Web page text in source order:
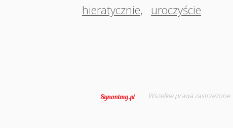
hieratycznie, uroczyście
Wszelkie prawa zastrzeżone.